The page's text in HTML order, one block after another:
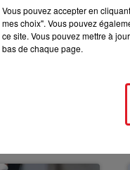
En direct
*****
Vous pouvez accepter en
mes choix". Vous pouvez
ce site. Vous pouvez mettre à
bas de chaque page.